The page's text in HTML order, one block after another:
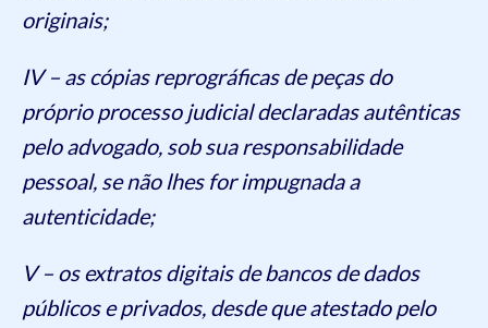
originais;
IV – as cópias reprográficas de peças do
próprio processo judicial declaradas autênticas
pelo advogado, sob sua responsabilidade
pessoal, se não lhes for impugnada a
autenticidade;
V – os extratos digitais de bancos de dados
públicos e privados, desde que atestado pelo